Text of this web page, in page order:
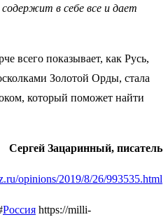
в себе все и дает
всего показывает, как Русь,
Золотой Орды, стала
который поможет найти
Cергей Зацаринный, писатель
opinions/2019/8/26/993535.html
Россия https://milli-